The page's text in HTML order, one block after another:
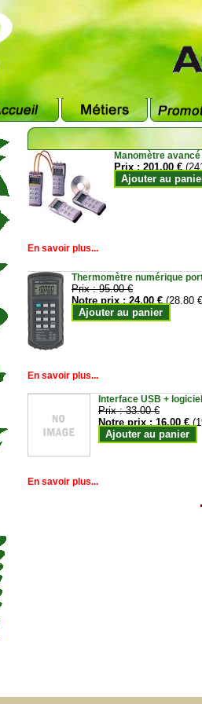
Manomètre avancé
Prix :201.00 €
Ajouter au
En savoir plus...
Thermomètre numérique
Prix :95.00 €
Notre prix :24.00 € (28.80
Ajouter au panier
En savoir plus...
Interface USB +
Prix :33.00 €
Notre prix :16.00 €
Ajouter au panier
En savoir plus...